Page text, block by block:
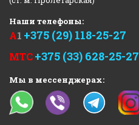
Наши телефоны:
А1 +375 (29) 118-25-27
МТС+375 (33) 628-25-27
Мы в мессенджерах: